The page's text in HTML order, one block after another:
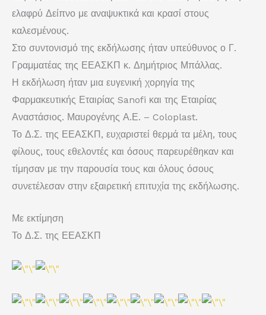
ελαφρύ Δείπνο με αναψυκτικά και κρασί στους
καλεσμένους.
Στο συντονισμό της εκδήλωσης ήταν υπεύθυνος ο Γ.
Γραμματέας της ΕΕΑΣΚΠ κ. Δημήτριος Μπάλλας.
Η εκδήλωση ήταν μια ευγενική χορηγία της
Φαρμακευτικής Εταιρίας Sanofi και της Εταιρίας
Αναστάσιος. Μαυρογένης Α.Ε. – Coloplast.
Το Δ.Σ. της ΕΕΑΣΚΠ, ευχαριστεί θερμά τα μέλη, τους
φίλους, τους εθελοντές και όσους παρευρέθηκαν και
τίμησαν με την παρουσία τους και όλους όσους
συνετέλεσαν στην εξαιρετική επιτυχία της εκδήλωσης.
Με εκτίμηση
Το Δ.Σ. της ΕΕΑΣΚΠ